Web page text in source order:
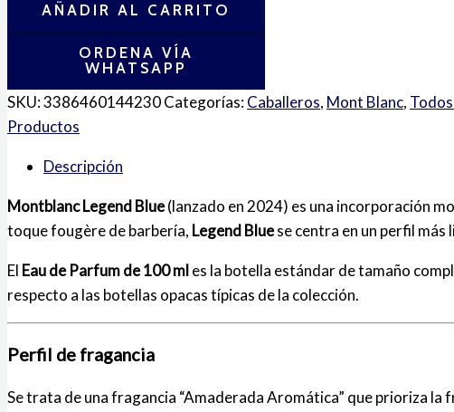
AÑADIR AL CARRITO
ORDENA VÍA
WHATSAPP
SKU:3386460144230Categorías:Caballeros, Mont Blanc,
Productos
Descripción
Montblanc Legend Blue(lanzado en 2024) es una incorporación
toque fougère de barbería, Legend Bluese centra en un perfil
El Eau de Parfum de 100 ml es la botella estándar de tamaño
respecto a las botellas opacas típicas de la colección.
Perfil de fragancia
Se trata de una fragancia “Amaderada Aromática” que prioriza